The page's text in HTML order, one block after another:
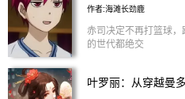
作者:海滩长劲鹿
赤司决定不再打篮球
的世代都绝交
叶罗丽：从穿越曼